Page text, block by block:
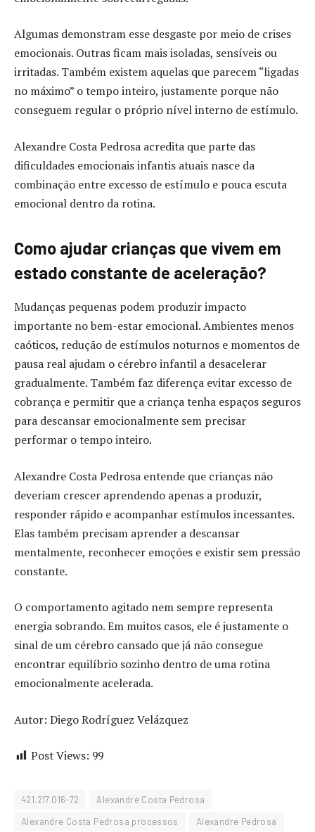
Algumas demonstram esse desgaste por meio de crises
emocionais. Outras ficam mais isoladas, sensíveis ou
irritadas. Também existem aquelas que parecem “ligadas
no máximo” o tempo inteiro, justamente porque não
conseguem regular o próprio nível interno de estímulo.
Alexandre Costa Pedrosa acredita que parte das
dificuldades emocionais infantis atuais nasce da
combinação entre excesso de estímulo e pouca escuta
emocional dentro da rotina.
Como ajudar crianças que vivem em
estado constante de aceleração?
Mudanças pequenas podem produzir impacto
importante no bem-estar emocional. Ambientes menos
caóticos, redução de estímulos noturnos e momentos de
pausa real ajudam o cérebro infantil a desacelerar
gradualmente. Também faz diferença evitar excesso de
cobrança e permitir que a criança tenha espaços seguros
para descansar emocionalmente sem precisar
performar o tempo inteiro.
Alexandre Costa Pedrosa entende que crianças não
deveriam crescer aprendendo apenas a produzir,
responder rápido e acompanhar estímulos incessantes.
Elas também precisam aprender a descansar
mentalmente, reconhecer emoções e existir sem pressão
constante.
O comportamento agitado nem sempre representa
energia sobrando. Em muitos casos, ele é justamente o
sinal de um cérebro cansado que já não consegue
encontrar equilíbrio sozinho dentro de uma rotina
emocionalmente acelerada.
Autor: Diego Rodríguez Velázquez
Post Views: 99
421.217.016-72
Alexandre Costa Pedrosa
Alexandre Costa Pedrosa processos
Alexandre Pedrosa